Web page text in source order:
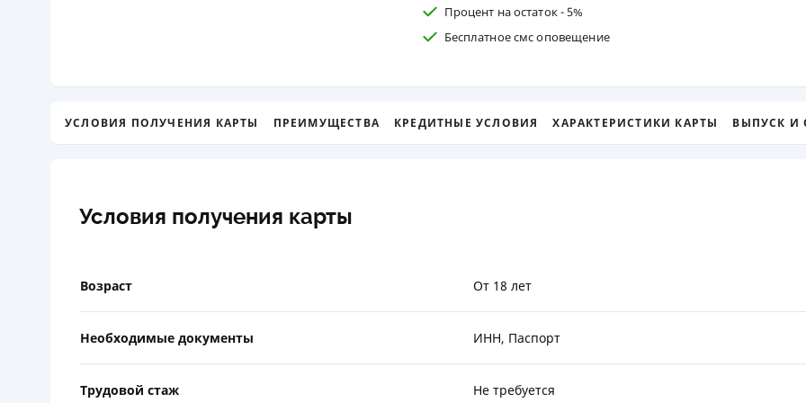
КЕШБЭКА
Процент на остаток - 5%
Бесплатное смс оповещение
УСЛОВИЯ ПОЛУЧЕНИЯ КАРТЫ ПРЕИМУЩЕСТВА КРЕДИТНЫЕ УСЛОВИЯ ХАРАКТЕРИСТИКИ КАРТЫ ВЫПУСК И
Условия получения карты
Возраст От 18 лет
Необходимые документы ИНН, Паспорт
Трудовой стаж Не требуется